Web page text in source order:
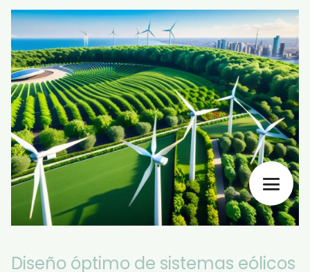
Diseño óptimo de sistemas eólicos